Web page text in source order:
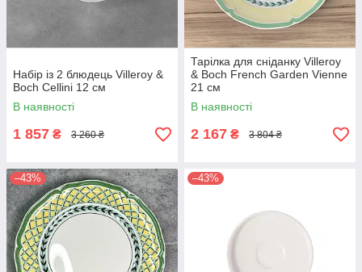
Набір із 2 блюдець Villeroy &
Boch Cellini 12 см
В наявності
1 857 ₴ 3 260 ₴
Тарілка для сніданку Villeroy
& Boch French Garden Vienne
21 см
В наявності
2 167 ₴ 3 804 ₴
–43% –43%